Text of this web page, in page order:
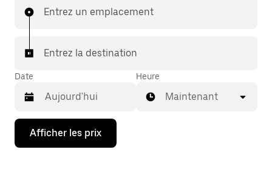
Entrez un emplacement
Entrez la destination
Date
Appuyez
la
Heure
Maintenant
Afficher les prix